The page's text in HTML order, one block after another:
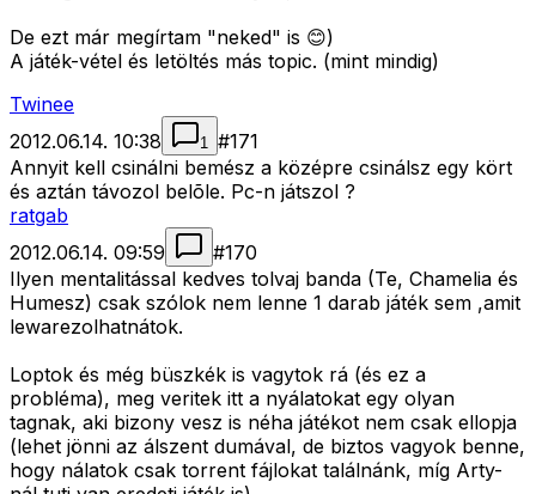
De ezt már megírtam "neked" is 😊)
A játék-vétel és letöltés más topic. (mint mindig)
Twinee
2012.06.14. 10:38
1 #171
Annyit kell csinálni bemész a középre csinálsz egy kört
és aztán távozol belõle. Pc-n játszol ?
ratgab
2012.06.14. 09:59
#170
Ilyen mentalitással kedves tolvaj banda (Te, Chamelia és
Humesz) csak szólok nem lenne 1 darab játék sem ,amit
lewarezolhatnátok.
Loptok és még büszkék is vagytok rá (és ez a
probléma), meg veritek itt a nyálatokat egy olyan
tagnak, aki bizony vesz is néha játékot nem csak ellopja
(lehet jönni az álszent dumával, de biztos vagyok benne,
hogy nálatok csak torrent fájlokat találnánk, míg Arty-